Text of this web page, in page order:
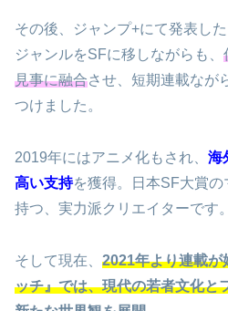
その後、ジャンプ+にて発表し
ジャンルをSFに移しながらも、
見事に融合させ、短期連載なが
つけました。
2019年にはアニメ化もされ、 海
高い支持を獲得。日本SF大賞
持つ、実力派クリエイターです。
そして現在、 2021年より連載が
ッチ』では、現代の若者文化と